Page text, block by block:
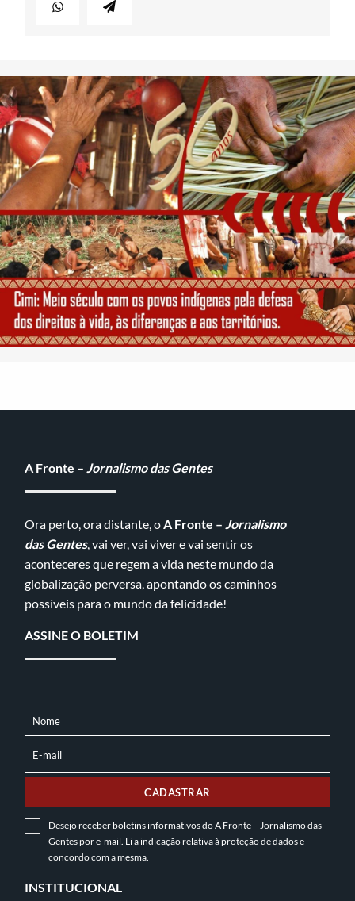
A Fronte – Jornalismo das Gentes
Ora perto, ora distante, oA Fronte – Jornalismo
das Gentes, vai ver, vai viver e vai sentir os
aconteceres que regem a vida neste mundo da
globalização perversa, apontando os caminhos
possíveis para o mundo da felicidade!
ASSINE O BOLETIM
NOME
Nome
MAIL
E-mail
CADASTRAR
Desejo receber boletins informativos do A Fronte – Jornalismo das
Gentes por e-mail. Li a indicação relativa àproteção de dadose
concordo com a mesma.
INSTITUCIONAL